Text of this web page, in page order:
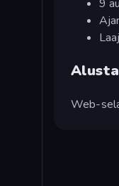
9
Alusta
Web-